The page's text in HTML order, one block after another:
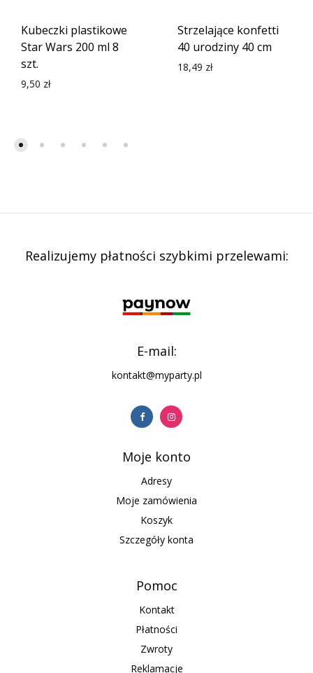
Kubeczki plastikowe
Star Wars 200 ml 8
szt.
9,50 zł
Strzelające konfetti
40 urodziny 40 cm
18,49 zł
Realizujemy płatności szybkimi przelewami:
E-mail:
kontakt@myparty.pl
Moje konto
Adresy
Moje zamówienia
Koszyk
Szczegóły konta
Pomoc
Kontakt
Płatności
Zwroty
Reklamacje